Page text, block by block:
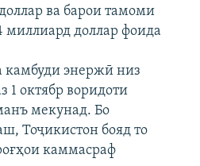
ва барои тамоми
миллиард доллар фоида
камбуди энержӣ низ
1 октябр воридоти
мекунад. Бо
Тоҷикистон бояд то
каммасраф